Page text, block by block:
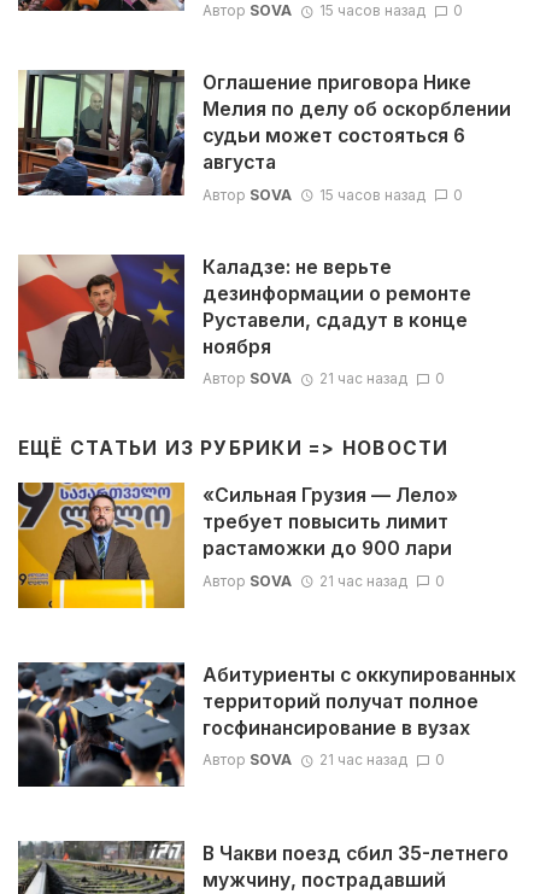
Автор SOVA 15 часов назад 0
Оглашение приговора Нике
Мелия по делу об оскорблении
судьи может состояться 6
августа
Автор SOVA 15 часов назад 0
Каладзе: не верьте
дезинформации о ремонте
Руставели, сдадут в конце
ноября
Автор SOVA 21 час назад 0
ЕЩЁ СТАТЬИ ИЗ РУБРИКИ => НОВОСТИ
«Сильная Грузия — Лело»
требует повысить лимит
растаможки до 900 лари
Автор SOVA 21 час назад 0
Абитуриенты с оккупированных
территорий получат полное
госфинансирование в вузах
Автор SOVA 21 час назад 0
В Чакви поезд сбил 35-летнего
мужчину, пострадавший